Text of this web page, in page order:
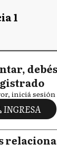
1
iniciá sesión
INGRESA